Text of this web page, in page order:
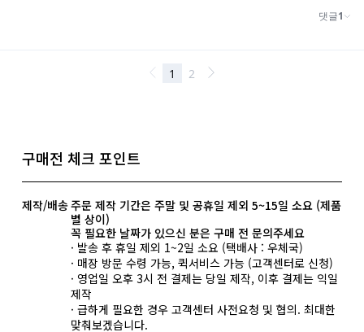
구매전 체크 포인트
제작/배송주문 제작 기간은 주말 및 공휴일 제외 5~15일 소요 (제품
별 상이)
꼭 필요한 날짜가 있으신 분은 구매 전 문의주세요
· 발송 후 휴일 제외 1~2일 소요 (택배사 : 우체국)
· 매장 방문 수령 가능, 퀵서비스 가능 (고객센터로 신청)
· 영업일 오후 3시 전 결제는 당일 제작, 이후 결제는 익일
제작
· 급하게 필요한 경우 고객센터 사전요청 및 협의. 최대한
맞춰보겠습니다.